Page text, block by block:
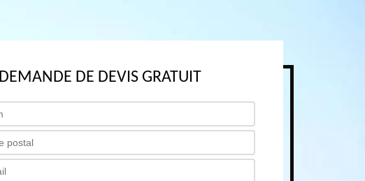
DEMANDE DE DEVIS GRATUIT